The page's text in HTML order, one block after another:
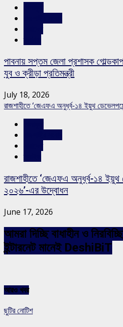
পাবনায় সপ্তম জেলা প্রশাসক গোল্ডকাপ
যুব ও ক্রীড়া প্রতিমন্ত্রী
July 18, 2026
রাজশাহীতে ‘জেএফএ অনুর্ধ্ব-১৪ ইয়ুথ
রাজশাহীতে ‘জেএফএ অনুর্ধ্ব-১৪ ইয়ুথ
২০২৬’-এর উদ্বোধন
June 17, 2026
আমরা দিচ্ছি বাধাহীন ও
ইন্টারনেট মানেই DeshiBiT
আরও খবর
ছুটির নোটিশ